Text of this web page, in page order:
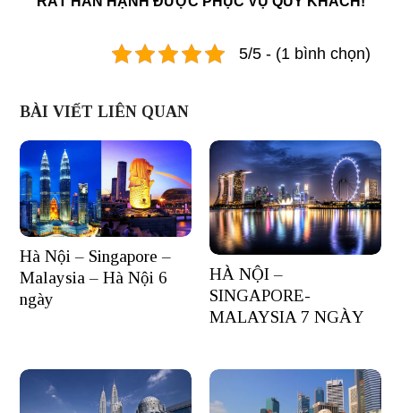
5/5 - (1 bình chọn)
BÀI VIẾT LIÊN QUAN
Hà Nội – Singapore –
Malaysia – Hà Nội 6
ngày
HÀ NỘI –
SINGAPORE-
MALAYSIA 7 NGÀY